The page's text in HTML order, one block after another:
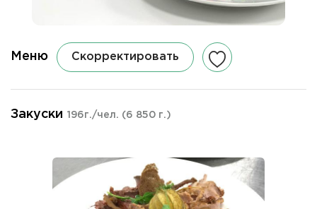
Меню Скорректировать
Закуски 196г./чел. (6 850 г.)